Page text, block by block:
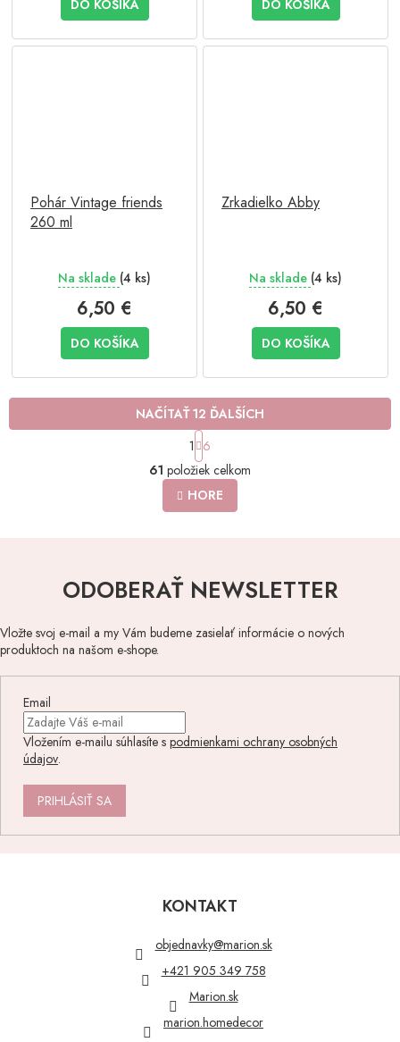
DO KOŠÍKA DO KOŠÍKA
Pohár Vintage friends
260 ml
Na sklade (4 ks)
6,50 €
DO KOŠÍKA
Zrkadielko Abby
Na sklade (4 ks)
6,50 €
DO KOŠÍKA
O
v
l
á
e
r
y
p
i
NAČÍTAŤ 12 ĎALŠÍCH
S
t
r
á
n
k
i
e
1 6
61 položiek celkom
HORE
ODOBERAŤ NEWSLETTER
Vložte svoj e-mail a my Vám budeme zasielať informácie o nových
produktoch na našom e-shope.
Email
Vložením e-mailu súhlasíte s podmienkami ochrany osobných
údajov.
PRIHLÁSIŤ SA
KONTAKT
objednavky@marion.sk
+421 905 349 758
Marion.sk
marion.homedecor